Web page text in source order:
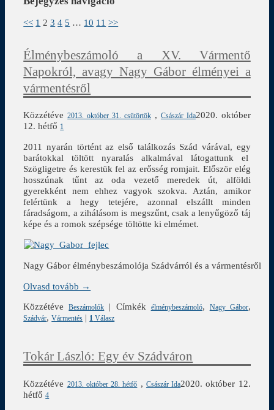
<< 1 2 3 4 5 … 10 11 >>
Élménybeszámoló a XV. Vármentő
Napokról, avagy Nagy Gábor élményei a
vármentésről
Közzétéve2013. október 31. csütörtök , Császár Ida2020. október
12. hétfő 1
2011 nyarán történt az első találkozás Szád várával, egy
barátokkal töltött nyaralás alkalmával látogattunk el
Szögligetre és kerestük fel az erősség romjait. Először elég
hosszúnak tűnt az oda vezető meredek út, alföldi
gyerekként nem ehhez vagyok szokva. Aztán, amikor
felértünk a hegy tetejére, azonnal elszállt minden
fáradságom, a zihálásom is megszűnt, csak a lenyűgöző táj
képe és a romok szépsége töltötte ki elmémet.
Nagy Gábor élménybeszámolója Szádvárról és a vármentésről
Olvasd tovább →
Közzétéve
Beszámolók | Címkék élménybeszámoló, Nagy Gábor,
Szádvár,Vármentés | 1 Válasz
Tokár László: Egy év Szádváron
Közzétéve 2013. október 28. hétfő , Császár Ida2020. október 12.
hétfő 4